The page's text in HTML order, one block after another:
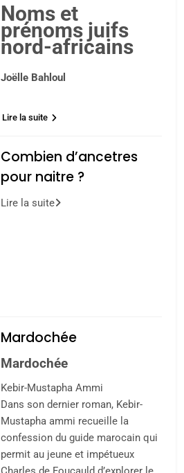
Noms et
prénoms juifs
nord-africains
Joëlle Bahloul
Lire la suite
Combien d’ancetres
pour naitre ?
Lire la suite
Mardochée
Mardochée
Kebir-Mustapha Ammi
Dans son dernier roman, Kebir-
Mustapha ammi recueille la
confession du guide marocain qui
permit au jeune et impétueux